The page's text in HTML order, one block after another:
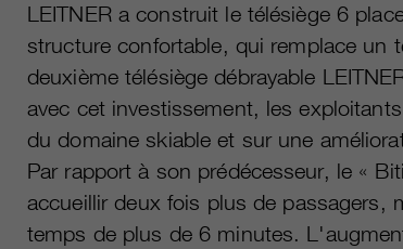
LEITNER a construit le télésiège 6
structure confortable, qui remplace un
deuxième télésiège débrayable
avec cet investissement, les
du domaine skiable et sur une
Par rapport à son prédécesseur, le «
accueillir deux fois plus de passagers,
temps de plus de 6 minutes.